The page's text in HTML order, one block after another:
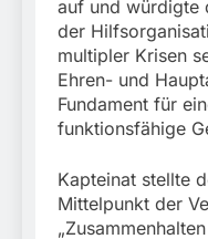
auf und würdigte
der
multipler Krisen
Ehren- und
Fundament für
funktionsfähige
Kapteinat stellte
Mittelpunkt der